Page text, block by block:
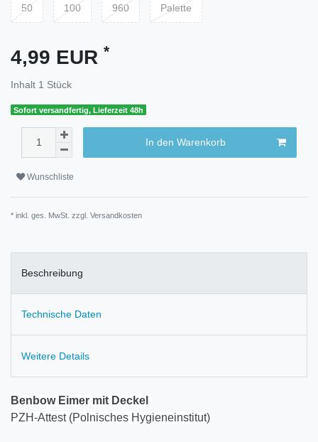
50 100 960 Palette
4,99 EUR *
Inhalt 1 Stück
Sofort versandfertig, Lieferzeit 48h
In den Warenkorb
Wunschliste
* inkl. ges. MwSt. zzgl. Versandkosten
Beschreibung
Technische Daten
Weitere Details
Benbow Eimer mit Deckel
PZH-Attest (Polnisches Hygieneinstitut)